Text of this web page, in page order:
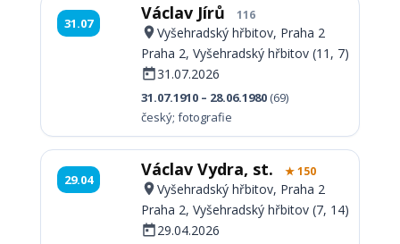
31.07 Václav Jírů 116
Vyšehradský hřbitov, Praha 2
Praha 2, Vyšehradský hřbitov (11, 7)
31.07.2026
31.07.1910 – 28.06.1980 (69)
český; fotografie
29.04 Václav Vydra, st. ★ 150
Vyšehradský hřbitov, Praha 2
Praha 2, Vyšehradský hřbitov (7, 14)
29.04.2026